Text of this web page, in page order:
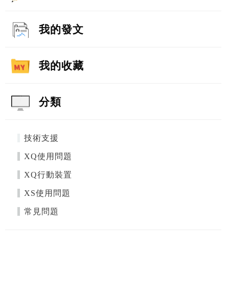
我的發文
我的收藏
分類
技術支援
XQ使用問題
XQ行動裝置
XS使用問題
常見問題